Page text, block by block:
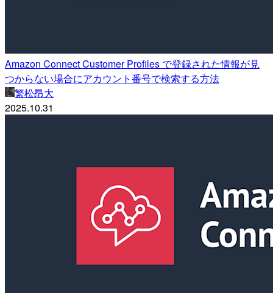
Amazon Connect Customer Profiles で登録された情報が見
つからない場合にアカウント番号で検索する方法
繁松昂大
2025.10.31